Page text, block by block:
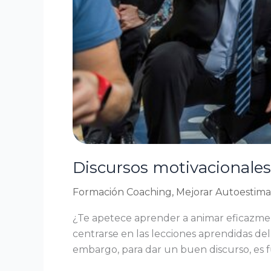
Discursos
Formación Coaching, Mejorar Autoestima
¿Te apetece aprender a animar
centrarse en las lecciones aprendidas
embargo, para dar un buen discurso,